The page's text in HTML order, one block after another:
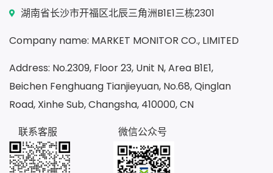
湖南省长沙市开福区北辰三角洲B1E1三栋2301
Company name: MARKET MONITOR CO., LIMITED
Address: No.2309, Floor 23, Unit N, Area B1E1,
Beichen Fenghuang Tianjieyuan, No.68, Qinglan
Road, Xinhe Sub, Changsha, 410000, CN
联系客服
微信公众号